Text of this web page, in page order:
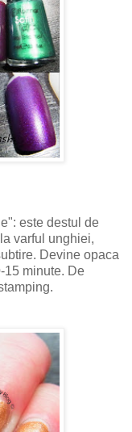
este destul de
varful unghiei,
Devine opaca
15 minute. De